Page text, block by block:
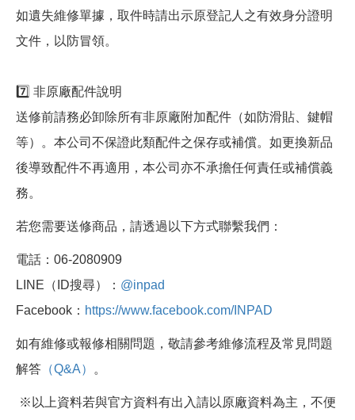
如遺失維修單據，取件時請出示原登記人之有效身分證明
文件，以防冒領。
7️⃣ 非原廠配件說明
送修前請務必卸除所有非原廠附加配件（如防滑貼、鍵帽
等）。本公司不保證此類配件之保存或補償。如更換新品
後導致配件不再適用，本公司亦不承擔任何責任或補償義
務。
若您需要送修商品，請透過以下方式聯繫我們：
電話：06-2080909
LINE（ID搜尋）： @inpad
Facebook： https://www.facebook.com/INPAD
如有維修或報修相關問題，敬請參考維修流程及常見問題
解答 （Q&A） 。
※以上資料若與官方資料有出入請以原廠資料為主，不便